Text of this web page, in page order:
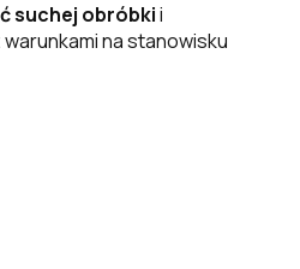
suchej obróbkii
na stanowisku